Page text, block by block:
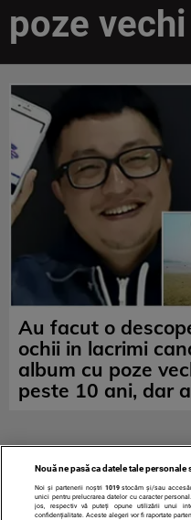
poze vechi
Au facut o
ochii in lacrimi
album cu poze
peste 10 ani, dar
Nouă ne pasă ca datele tale
Noi și partenerii noștri 1019stocăm și/sau
unici pentru prelucrarea datelor cu caracter
jos, respectiv vă puteți opune utilizării unui
confidențialitate. Aceste alegeri vor fi raportate